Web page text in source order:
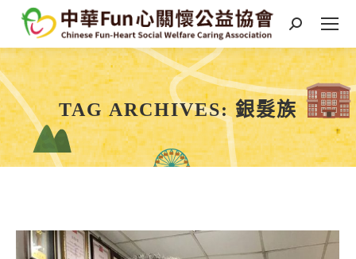
Search:
TAG ARCHIVES:銀髮族
You are here: